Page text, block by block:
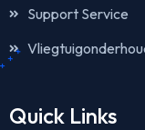
Support Service
Quick Links